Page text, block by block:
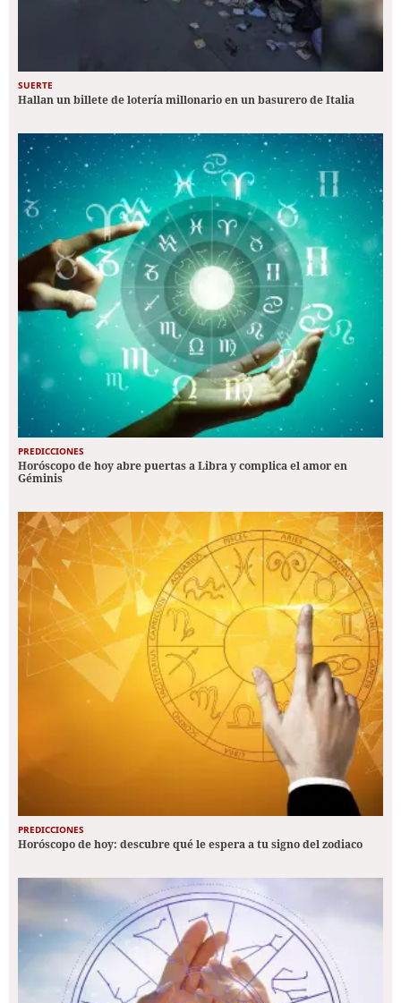
SUERTE
Hallan un billete de lotería millonario en un basurero de Italia
PREDICCIONES
Horóscopo de hoy abre puertas a Libra y complica el amor en
Géminis
PREDICCIONES
Horóscopo de hoy: descubre qué le espera a tu signo del zodiaco